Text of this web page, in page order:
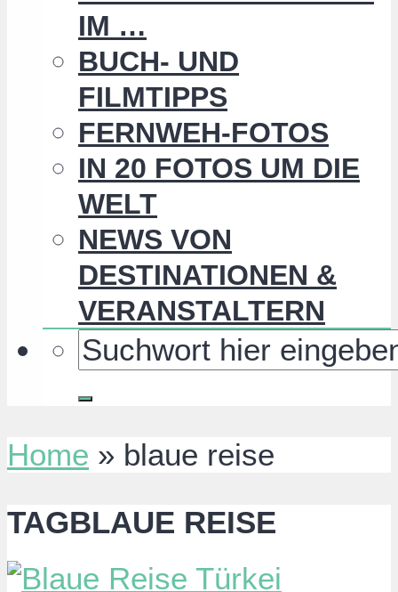
IM …
BUCH- UND
FILMTIPPS
FERNWEH-FOTOS
IN 20 FOTOS UM DIE
WELT
NEWS VON
DESTINATIONEN &
VERANSTALTERN
Home » blaue reise
TAGBLAUE REISE